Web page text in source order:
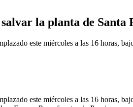
la planta de Santa
este miércoles a las 16 horas,
este miércoles a las 16 horas,